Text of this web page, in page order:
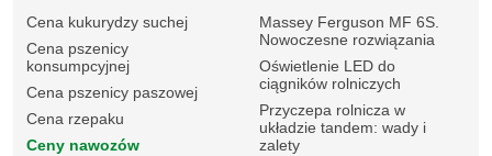
Cena kukurydzy suchej
Cena pszenicy
konsumpcyjnej
Cena pszenicy paszowej
Cena rzepaku
Ceny nawozów
Massey Ferguson MF 6S.
Nowoczesne rozwiązania
Oświetlenie LED do
ciągników rolniczych
Przyczepa rolnicza w
układzie tandem: wady i
zalety